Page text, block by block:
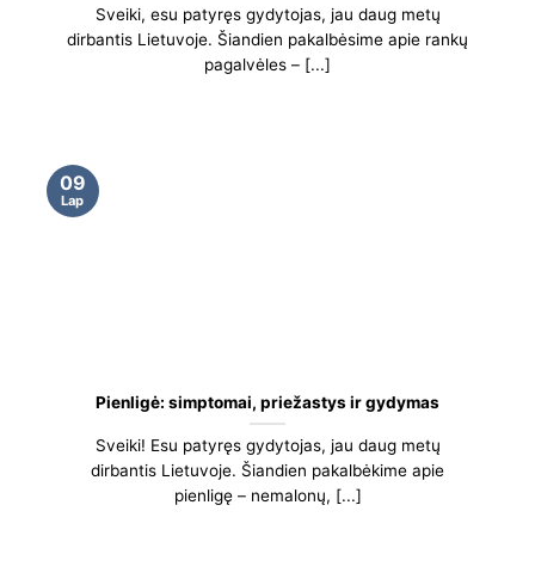
Sveiki, esu patyręs gydytojas, jau daug metų
dirbantis Lietuvoje. Šiandien pakalbėsime apie rankų
pagalvėles – [...]
Pienligė: simptomai, priežastys ir gydymas
Sveiki! Esu patyręs gydytojas, jau daug metų
dirbantis Lietuvoje. Šiandien pakalbėkime apie
pienligę – nemalonų, [...]
09
Lap